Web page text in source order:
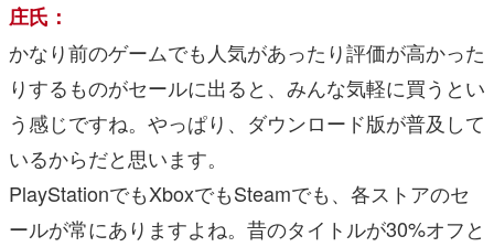
庄氏：
かなり前のゲームでも人気があったり評価が高かった
りするものがセールに出ると、みんな気軽に買うとい
う感じですね。やっぱり、ダウンロード版が普及して
いるからだと思います。
PlayStationでもXboxでもSteamでも、各ストアのセ
ールが常にありますよね。昔のタイトルが30%オフと